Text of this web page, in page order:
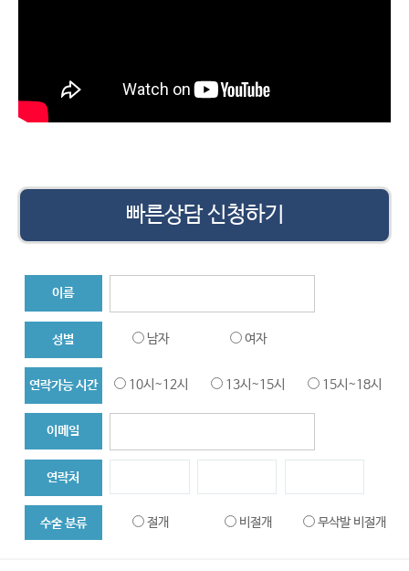
빠른상담 신청하기
이름
성별 남자 여자
연락가능 시간 10시~12시 13시~15시 15시~18시
이메일
연락처
수술 분류 절개 비절개 무삭발 비절개